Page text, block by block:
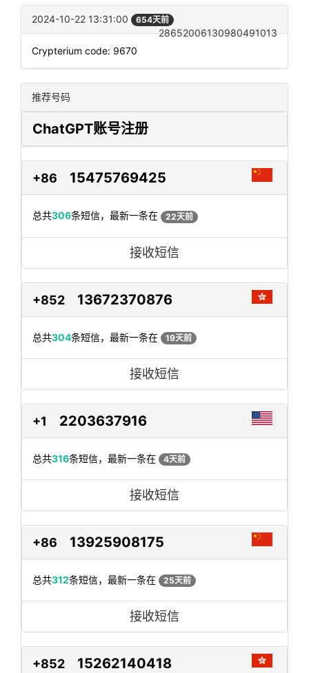
2024-10-22 13:31:00 654天前
28652006130980491013
Crypterium code: 9670
推荐号码
ChatGPT账号注册
+86 15475769425
总共306条短信，最新一条在 22天前
接收短信
+852 13672370876
总共304条短信，最新一条在 19天前
接收短信
+1 2203637916
总共316条短信，最新一条在 4天前
接收短信
+86 13925908175
总共312条短信，最新一条在 25天前
接收短信
+852 15262140418